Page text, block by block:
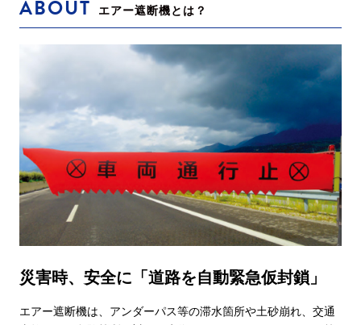
ABOUT エアー遮断機とは？
災害時、安全に「道路を自動緊急仮封鎖」
エアー遮断機は、アンダーパス等の滞水箇所や土砂崩れ、交通